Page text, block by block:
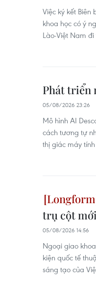
Việc ký kết Biên
khoa học có ý
Lào-Việt Nam
Phát triển
05/08/2026 23:26
Mô hình AI
cách tương tự
thị giác máy
trụ cột
05/08/2026 14:56
Ngoại giao
kiện quốc tế
sáng tạo của